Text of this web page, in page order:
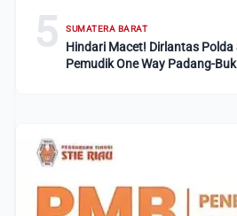
5 SUMATERA BARAT
Hindari Macet! Dirlantas
Pemudik One Way Padang-